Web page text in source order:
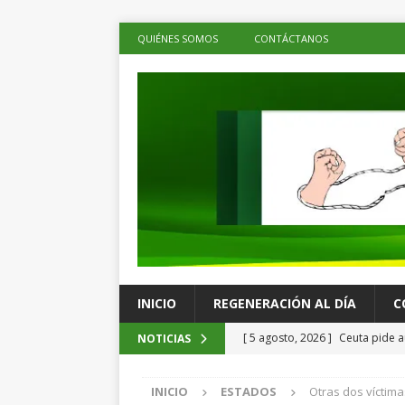
QUIÉNES SOMOS CONTÁCTANOS
INICIO REGENERACIÓN AL DÍA
NOTICIAS [ 5 agosto, 2026 ] Ceuta pide
[ 5 agosto, 2026 ]
Ray
INICIO ESTADOS Otras dos